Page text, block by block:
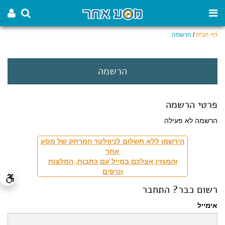
דף הבית/ הרשמה
הרשמה
פרטי הרשמה
הרשמה לא פעילה
הירשמו ללא תשלום לניוזלטר המרתק של מסע
אחר
והמגזין אצלכם במייל עם כתבות, המלצות
וטיפים
רשום כבר? התחבר
אימייל